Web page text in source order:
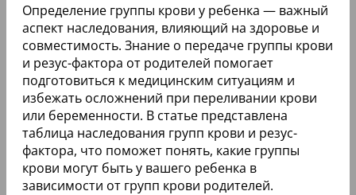
Определение группы крови у ребенка — важный
аспект наследования, влияющий на здоровье и
совместимость. Знание о передаче группы крови
и резус-фактора от родителей помогает
подготовиться к медицинским ситуациям и
избежать осложнений при переливании крови
или беременности. В статье представлена
таблица наследования групп крови и резус-
фактора, что поможет понять, какие группы
крови могут быть у вашего ребенка в
зависимости от групп крови родителей.